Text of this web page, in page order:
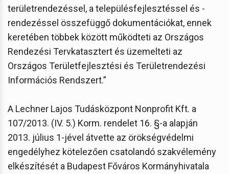
területrendezéssel, a településfejlesztéssel és -
rendezéssel összefüggő dokumentációkat, ennek
keretében többek között működteti az Országos
Rendezési Tervkatasztert és üzemelteti az
Országos Területfejlesztési és Területrendezési
Információs Rendszert.”
A Lechner Lajos Tudásközpont Nonprofit Kft. a
107/2013. (IV. 5.) Korm. rendelet 16. §-a alapján
2013. július 1-jével átvette az örökségvédelmi
engedélyhez kötelezően csatolandó szakvélemény
elkészítését a Budapest Főváros Kormányhivatala